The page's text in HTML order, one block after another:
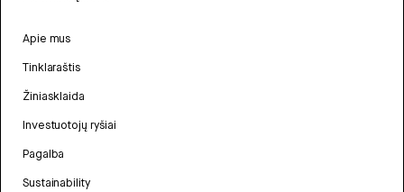
Apie mus
Tinklaraštis
Žiniasklaida
Investuotojų ryšiai
Pagalba
Sustainability